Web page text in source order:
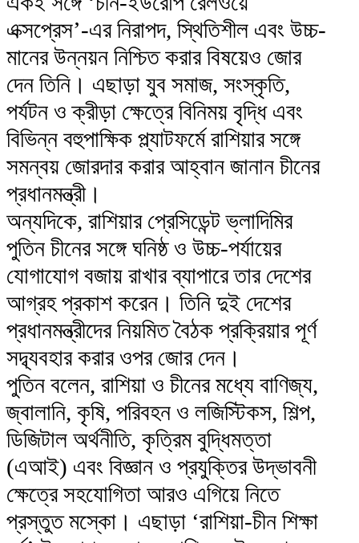
এক্সপ্রেস’-এর নিরাপদ, স্থিতিশীল এবং উচ্চ-
মানের উন্নয়ন নিশ্চিত করার বিষয়েও জোর
দেন তিনি। এছাড়া যুব সমাজ, সংস্কৃতি,
পর্যটন ও ক্রীড়া ক্ষেত্রে বিনিময় বৃদ্ধি এবং
বিভিন্ন বহুপাক্ষিক প্ল্যাটফর্মে রাশিয়ার সঙ্গে
সমন্বয় জোরদার করার আহ্বান জানান চীনের
প্রধানমন্ত্রী।
অন্যদিকে, রাশিয়ার প্রেসিডেন্ট ভ্লাদিমির
পুতিন চীনের সঙ্গে ঘনিষ্ঠ ও উচ্চ-পর্যায়ের
যোগাযোগ বজায় রাখার ব্যাপারে তার দেশের
আগ্রহ প্রকাশ করেন। তিনি দুই দেশের
প্রধানমন্ত্রীদের নিয়মিত বৈঠক প্রক্রিয়ার পূর্ণ
সদ্ব্যবহার করার ওপর জোর দেন।
পুতিন বলেন, রাশিয়া ও চীনের মধ্যে বাণিজ্য,
জ্বালানি, কৃষি, পরিবহন ও লজিস্টিকস, শিল্প,
ডিজিটাল অর্থনীতি, কৃত্রিম বুদ্ধিমত্তা
(এআই) এবং বিজ্ঞান ও প্রযুক্তির উদ্ভাবনী
ক্ষেত্রে সহযোগিতা আরও এগিয়ে নিতে
প্রস্তুত মস্কো। এছাড়া ‘রাশিয়া-চীন শিক্ষা